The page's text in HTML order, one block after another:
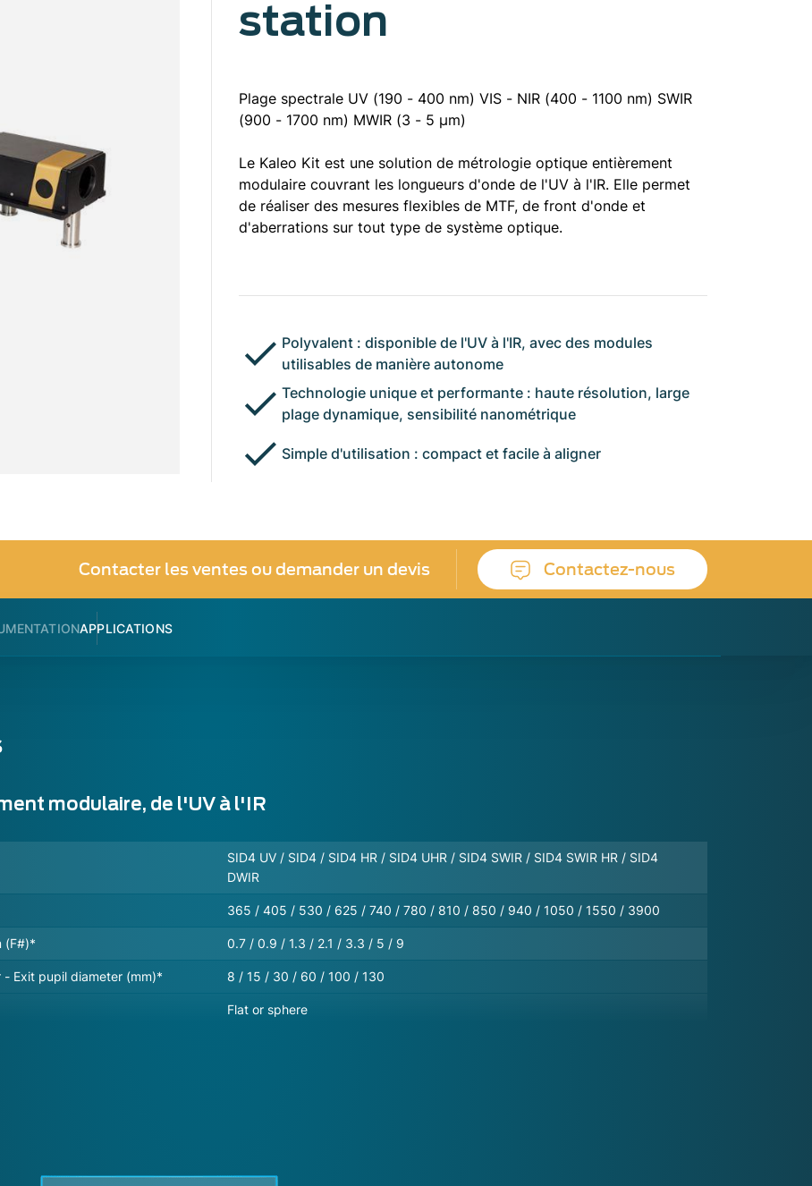
station
Plage spectrale UV (190 - 400 nm) VIS - NIR (400 - 1100 nm) SWIR
(900 - 1700 nm) MWIR (3 - 5 µm)
Le Kaleo Kit est une solution de métrologie optique entièrement
modulaire couvrant les longueurs d'onde de l'UV à l'IR. Elle permet
de réaliser des mesures flexibles de MTF, de front d'onde et
d'aberrations sur tout type de système optique.
Polyvalent : disponible de l'UV à l'IR, avec des modules
utilisables de manière autonome
Technologie unique et performante : haute résolution, large
plage dynamique, sensibilité nanométrique
Simple d'utilisation : compact et facile à aligner
Contacter les ventes ou demander un devis Contactez-nous
APPLICATIONS
modulaire, de l'UV à l'IR
SID4 UV / SID4 / SID4 HR / SID4 UHR / SID4 SWIR / SID4 SWIR HR / SID4
DWIR
365 / 405 / 530 / 625 / 740 / 780 / 810 / 850 / 940 / 1050 / 1550 / 3900
(F#)* 0.7 / 0.9 / 1.3 / 2.1 / 3.3 / 5 / 9
Exit pupil diameter (mm)* 8 / 15 / 30 / 60 / 100 / 130
Flat or sphere